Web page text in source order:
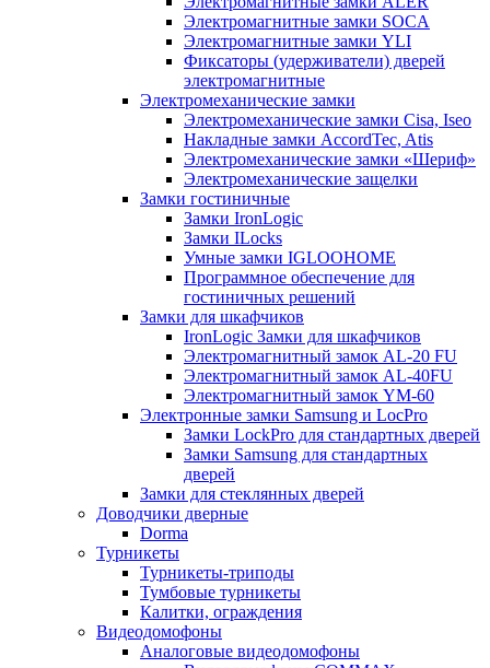
Электромагнитные замки SOCA
Электромагнитные замки YLI
Фиксаторы (удерживатели) дверей
электромагнитные
Электромеханические замки
Электромеханические замки Cisa, Iseo
Накладные замки AccordTec, Atis
Электромеханические замки «Шериф»
Электромеханические защелки
Замки гостиничные
Замки IronLogic
Замки ILocks
Умные замки IGLOOHOME
Программное обеспечение для
гостиничных решений
Замки для шкафчиков
IronLogic Замки для шкафчиков
Электромагнитный замок AL-20 FU
Электромагнитный замок AL-40FU
Электромагнитный замок YM-60
Электронные замки Samsung и LocPro
Замки LockPro для стандартных дверей
Замки Samsung для стандартных
дверей
Замки для стеклянных дверей
Доводчики дверные
Dorma
Турникеты
Турникеты-триподы
Тумбовые турникеты
Калитки, ограждения
Видеодомофоны
Аналоговые видеодомофоны